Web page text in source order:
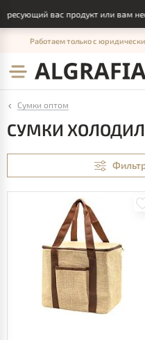
вас продукт или вам
Работаем только с
Сумки оптом
СУМКИ